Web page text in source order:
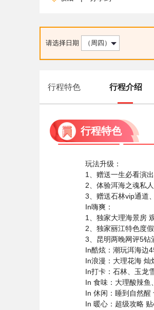
请选择日期 （周四）
行程特色 行程介绍
行程特色
玩法升级：
1、赠送一生必看演
2、体验洱海之魂私
3、赠送石林vip通道
In嗨爽：
1、独家大理海景房
2、独家丽江特色度
3、昆明两晚网评5钻
In酷炫：潮玩洱海边
In浪漫：大理花海 灿
In打卡：石林、玉龙
In 食味：大理酸辣鱼
In 休闲：睡到自然醒
In 暖心：超级攻略